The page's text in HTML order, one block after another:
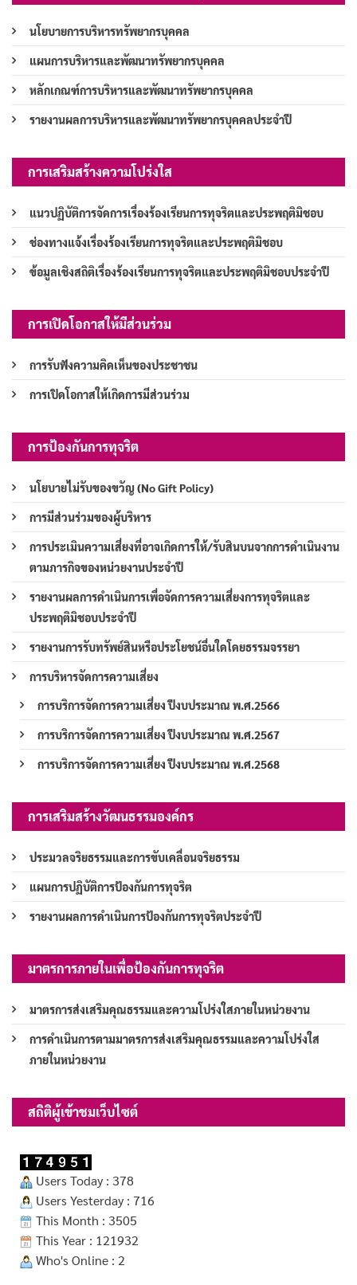
นโยบายการบริหารทรัพยากรบุคคล
แผนการบริหารและพัฒนาทรัพยากรบุคคล
หลักเกณฑ์การบริหารและพัฒนาทรัพยากรบุคคล
รายงานผลการบริหารและพัฒนาทรัพยากรบุคคลประจำปี
การเสริมสร้างความโปร่งใส
แนวปฏิบัติการจัดการเรื่องร้องเรียนการทุจริตและประพฤติมิชอบ
ช่องทางแจ้งเรื่องร้องเรียนการทุจริตและประพฤติมิชอบ
ข้อมูลเชิงสถิติเรื่องร้องเรียนการทุจริตและประพฤติมิชอบประจำปี
การเปิดโอกาสให้มีส่วนร่วม
การรับฟังความคิดเห็นของประชาชน
การเปิดโอกาสให้เกิดการมีส่วนร่วม
การป้องกันการทุจริต
นโยบายไม่รับของขวัญ (No Gift Policy)
การมีส่วนร่วมของผู้บริหาร
การประเมินความเสี่ยงที่อาจเกิดการให้/รับสินบนจากการดำเนินงาน
ตามภารกิจของหน่วยงานประจำปี
รายงานผลการดำเนินการเพื่อจัดการความเสี่ยงการทุจริตและ
ประพฤติมิชอบประจำปี
รายงานการรับทรัพย์สินหรือประโยชน์อื่นใดโดยธรรมจรรยา
การบริหารจัดการความเสี่ยง
การบริการจัดการความเสี่ยง ปีงบประมาณ พ.ศ.2566
การบริการจัดการความเสี่ยง ปีงบประมาณ พ.ศ.2567
การบริการจัดการความเสี่ยง ปีงบประมาณ พ.ศ.2568
การเสริมสร้างวัฒนธรรมองค์กร
ประมวลจริยธรรมและการขับเคลื่อนจริยธรรม
แผนการปฏิบัติการป้องกันการทุจริต
รายงานผลการดำเนินการป้องกันการทุจริตประจำปี
มาตรการภายในเพื่อป้องกันการทุจริต
มาตรการส่งเสริมคุณธรรมและความโปร่งใสภายในหน่วยงาน
การดำเนินการตามมาตรการส่งเสริมคุณธรรมและความโปร่งใส
ภายในหน่วยงาน
สถิติผู้เข้าชมเว็บไซต์
Users Today : 378
Users Yesterday : 716
This Month : 3505
This Year : 121932
Who's Online : 2